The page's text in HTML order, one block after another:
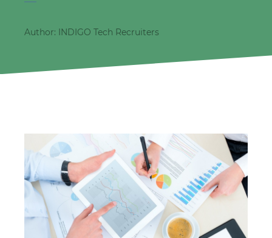
Author: INDIGO Tech Recruiters